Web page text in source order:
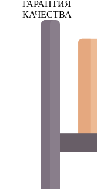
ГАРАНТИЯ
КАЧЕСТВА